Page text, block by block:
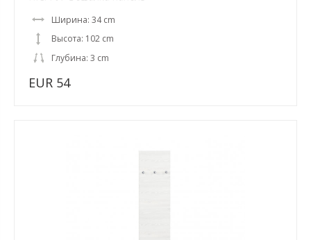
Ширина: 34 cm
Высота: 102 cm
Глубина: 3 cm
EUR 54